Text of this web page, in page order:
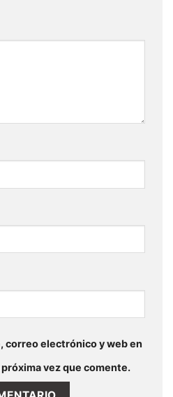
correo electrónico y web en
vez que comente.